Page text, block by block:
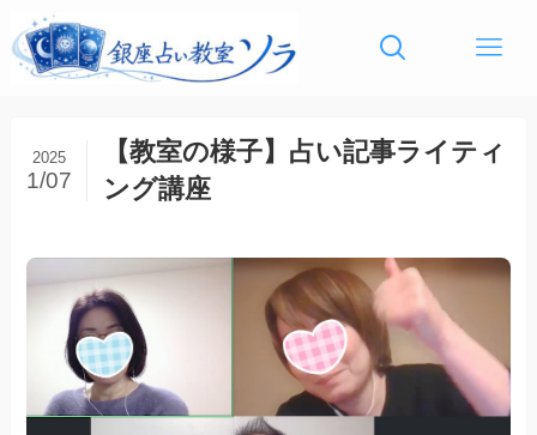
【教室の様子】占い記事ライティ
ング講座
2025
1/07